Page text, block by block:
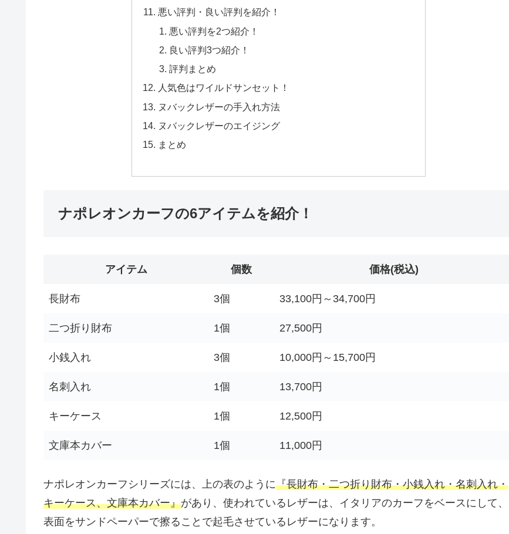
悪い評判・良い評判を紹介！
悪い評判を2つ紹介！
良い評判3つ紹介！
評判まとめ
人気色はワイルドサンセット！
ヌバックレザーの手入れ方法
ヌバックレザーのエイジング
まとめ
ナポレオンカーフの6アイテムを紹介！
アイテム 個数 価格(税込)
長財布 3個 33,100円～34,700円
二つ折り財布 1個 27,500円
小銭入れ 3個 10,000円～15,700円
名刺入れ 1個 13,700円
キーケース 1個 12,500円
文庫本カバー 1個 11,000円
ナポレオンカーフシリーズには、上の表のように『長財布・二つ折り財布・小銭入れ・名刺入れ・
キーケース、文庫本カバー』があり、使われているレザーは、イタリアのカーフをベースにして、
表面をサンドペーパーで擦ることで起毛させているレザーになります。